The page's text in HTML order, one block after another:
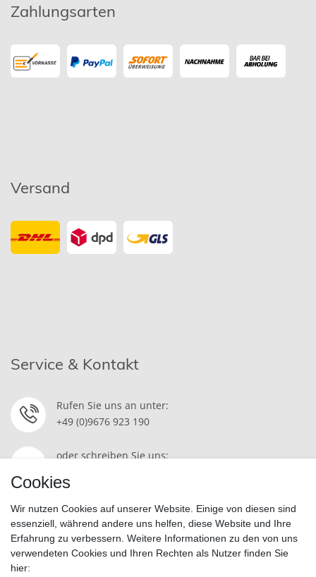
Zahlungsarten
Versand
Service & Kontakt
Rufen Sie uns an unter:
+49 (0)9676 923 190
oder schreiben Sie uns:
Widerrufsrecht | Datenschutzerklärung | AGB | Impressum
Cookies
Wir nutzen Cookies auf unserer Website. Einige von diesen sind
essenziell, während andere uns helfen, diese Website und Ihre
Erfahrung zu verbessern. Weitere Informationen zu den von uns
verwendeten Cookies und Ihren Rechten als Nutzer finden Sie
hier: